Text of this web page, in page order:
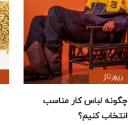
رپورتاژ
چگونه لباس کار مناسب
انتخاب کنیم؟